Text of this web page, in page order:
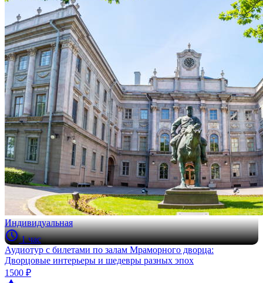
Индивидуальная
1 час
Аудиотур с билетами по залам Мраморного дворца:
Дворцовые интерьеры и шедевры разных эпох
1500 ₽